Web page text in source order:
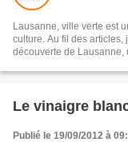
Lausanne, ville verte est
culture. Au fil des
découverte de Lausanne,
et d'autres surprises. Prêts? Mettez vos meilleures chaussures et
Le vinaigre
Publié le 19/09/2012 à